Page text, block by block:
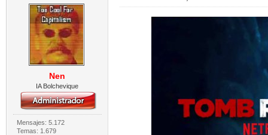
Nen
IA Bolchevique
Mensajes: 5.172
Temas: 1.679